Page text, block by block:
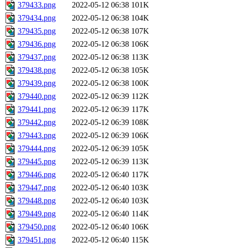
379433.png
2022-05-12 06:38 101K
379434.png
2022-05-12 06:38 104K
379435.png
2022-05-12 06:38 107K
379436.png
2022-05-12 06:38 106K
379437.png
2022-05-12 06:38 113K
379438.png
2022-05-12 06:38 105K
379439.png
2022-05-12 06:38 100K
379440.png
2022-05-12 06:39 112K
379441.png
2022-05-12 06:39 117K
379442.png
2022-05-12 06:39 108K
379443.png
2022-05-12 06:39 106K
379444.png
2022-05-12 06:39 105K
379445.png
2022-05-12 06:39 113K
379446.png
2022-05-12 06:40 117K
379447.png
2022-05-12 06:40 103K
379448.png
2022-05-12 06:40 103K
379449.png
2022-05-12 06:40 114K
379450.png
2022-05-12 06:40 106K
379451.png
2022-05-12 06:40 115K